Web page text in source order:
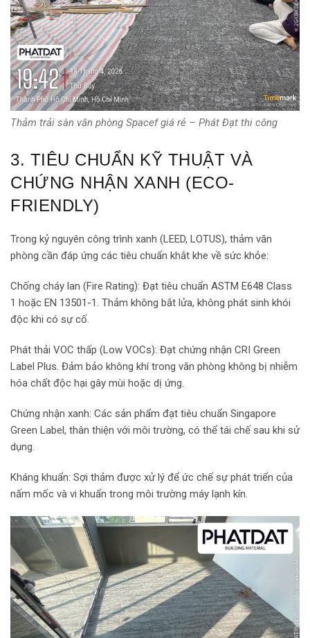
Thảm trải sàn văn phòng Spacef giá rẻ – Phát Đạt thi công
3. TIÊU CHUẨN KỸ THUẬT VÀ
CHỨNG NHẬN XANH (ECO-
FRIENDLY)
Trong kỷ nguyên công trình xanh (LEED, LOTUS), thảm văn
phòng cần đáp ứng các tiêu chuẩn khắt khe về sức khỏe:
Chống cháy lan (Fire Rating): Đạt tiêu chuẩn ASTM E648 Class
1 hoặc EN 13501-1. Thảm không bắt lửa, không phát sinh khói
độc khi có sự cố.
Phát thải VOC thấp (Low VOCs): Đạt chứng nhận CRI Green
Label Plus. Đảm bảo không khí trong văn phòng không bị nhiễm
hóa chất độc hại gây mùi hoặc dị ứng.
Chứng nhận xanh: Các sản phẩm đạt tiêu chuẩn Singapore
Green Label, thân thiện với môi trường, có thể tái chế sau khi sử
dụng.
Kháng khuẩn: Sợi thảm được xử lý để ức chế sự phát triển của
nấm mốc và vi khuẩn trong môi trường máy lạnh kín.